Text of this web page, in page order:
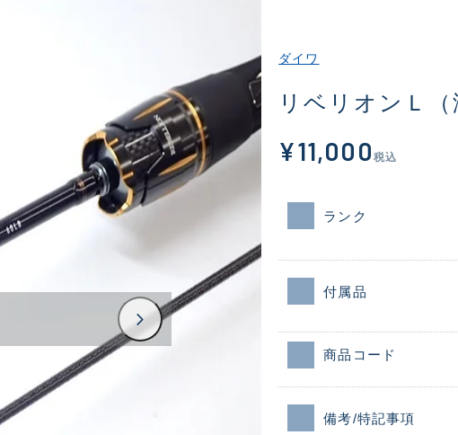
ダイワ
リベリオンＬ（
¥11,000 税込
ランク
付属品
商品コード
備考/特記事項